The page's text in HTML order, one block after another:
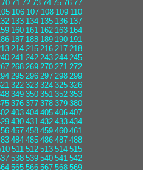
70 71 72 73 74 75 76 77
106 107 108 109 110
133 134 135 136 137
160 161 162 163 164
187 188 189 190 191
214 215 216 217 218
241 242 243 244 245
268 269 270 271 272
295 296 297 298 299
322 323 324 325 326
349 350 351 352 353
376 377 378 379 380
403 404 405 406 407
430 431 432 433 434
457 458 459 460 461
484 485 486 487 488
511 512 513 514 515
538 539 540 541 542
565 566 567 568 569